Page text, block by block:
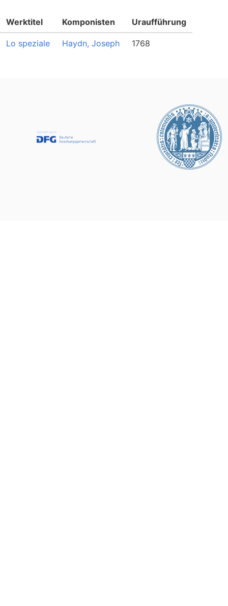
Werktitel Komponisten Uraufführung
Lo speziale Haydn, Joseph 1768